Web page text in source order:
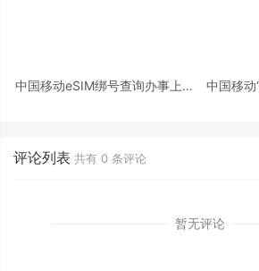
中国移动eSIM绑号查询办事上线
中国移动
评论列表 共有 0 条评论
暂无评论